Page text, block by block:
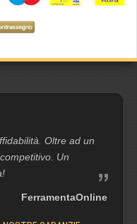
Oltre ad un
Un
FerramentaOnline